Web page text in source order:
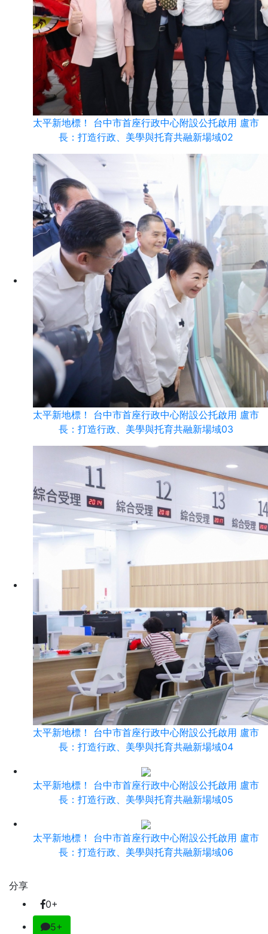
太平新地標！ 台中市首座行政中心附設公托啟用 盧市
長：打造行政、美學與托育共融新場域02
太平新地標！ 台中市首座行政中心附設公托啟用 盧市
長：打造行政、美學與托育共融新場域03
太平新地標！ 台中市首座行政中心附設公托啟用 盧市
長：打造行政、美學與托育共融新場域04
太平新地標！ 台中市首座行政中心附設公托啟用 盧市
長：打造行政、美學與托育共融新場域05
太平新地標！ 台中市首座行政中心附設公托啟用 盧市
長：打造行政、美學與托育共融新場域06
分享
0+
5+